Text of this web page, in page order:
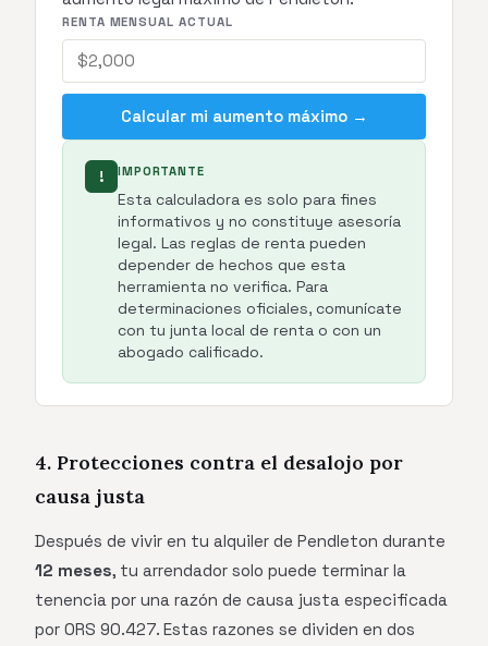
RENTA MENSUAL ACTUAL
Calcular mi aumento máximo →
! IMPORTANTE
Esta calculadora es solo para fines
informativos y no constituye asesoría
legal. Las reglas de renta pueden
depender de hechos que esta
herramienta no verifica. Para
determinaciones oficiales, comunícate
con tu junta local de renta o con un
abogado calificado.
4. Protecciones contra el desalojo por
causa justa
Después de vivir en tu alquiler de Pendleton durante
12 meses, tu arrendador solo puede terminar la
tenencia por una razón de causa justa especificada
por ORS 90.427. Estas razones se dividen en dos